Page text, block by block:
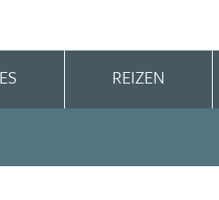
REIZEN